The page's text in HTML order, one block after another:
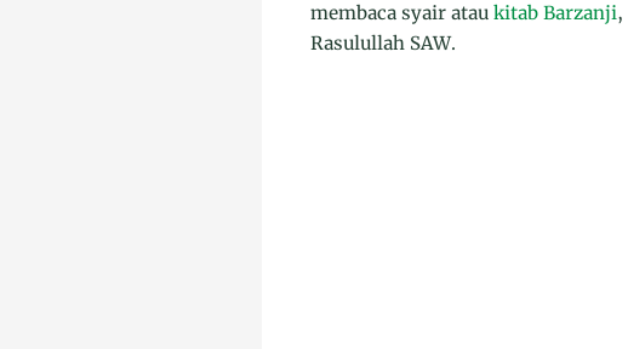
membaca syair atau kitab Barzanji,
Rasulullah SAW.